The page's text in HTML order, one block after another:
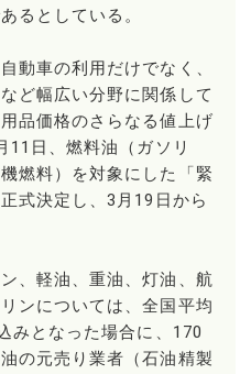
るとしている。
動車の利用だけでなく、
ど幅広い分野に関係して
品価格のさらなる値上げ
11日、燃料油（ガソリ
燃料）を対象にした「緊
式決定し、3月19日から
、軽油、重油、灯油、航
ンについては、全国平均
みとなった場合に、170
の元売り業者（石油精製